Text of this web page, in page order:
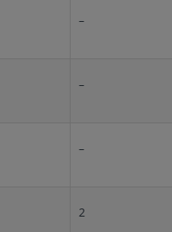
–
–
–
2